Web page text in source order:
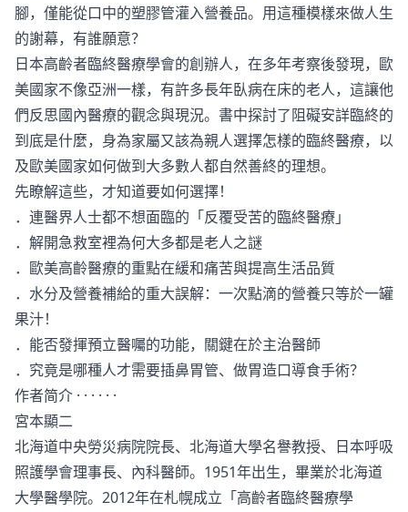
腳，僅能從口中的塑膠管灌入營養品。用這種模樣來做人生
的謝幕，有誰願意？
日本高齡者臨終醫療學會的創辦人，在多年考察後發現，歐
美國家不像亞洲一樣，有許多長年臥病在床的老人，這讓他
們反思國內醫療的觀念與現況。書中探討了阻礙安詳臨終的
到底是什麼，身為家屬又該為親人選擇怎樣的臨終醫療，以
及歐美國家如何做到大多數人都自然善終的理想。
先瞭解這些，才知道要如何選擇！
．連醫界人士都不想面臨的「反覆受苦的臨終醫療」
．解開急救室裡為何大多都是老人之謎
．歐美高齡醫療的重點在緩和痛苦與提高生活品質
．水分及營養補給的重大誤解：一次點滴的營養只等於一罐
果汁！
．能否發揮預立醫囑的功能，關鍵在於主治醫師
．究竟是哪種人才需要插鼻胃管、做胃造口導食手術？
作者简介 · · · · · ·
宮本顯二
北海道中央勞災病院院長、北海道大學名譽教授、日本呼吸
照護學會理事長、內科醫師。1951年出生，畢業於北海道
大學醫學院。2012年在札幌成立「高齡者臨終醫療學